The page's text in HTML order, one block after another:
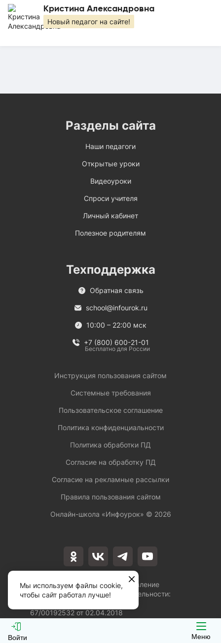
Войти Меню
Кристина Александровна
Новый педагог на сайте!
Лицензия на осуществление
образовательной деятельности:
67/00192532 от 02.04.2018
Разделы сайта
Наши педагоги
Открытые уроки
Видеоуроки
Спроси учителя
Личный кабинет
Полезное родителям
Техподдержка
Обратная связь
school@infourok.ru
10:00 – 22:00 мск
+7 (800) 600-21-01
Бесплатно для России
Инструкция пользования сайтом
Системные требования
Пользовательское соглашение
Политика конфиденциальности
Политика обработки ПД
Согласие на обработку ПД
Согласие на рекламные рассылки
Правила пользования сайтом
Онлайн-школа «Инфоурок» © 2026
Мы используем файлы cookie,
чтобы сайт работал лучше!